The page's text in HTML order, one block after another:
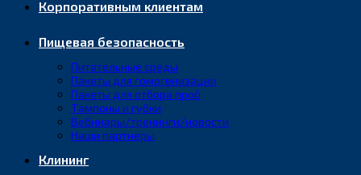
Корпоративным клиентам
Пищевая безопасность
Питательные среды
Пакеты для гомогенизации
Пакеты для отбора проб
Тампоны и губки
Вебинары/тренинги/новости
Наши партнеры
Клининг